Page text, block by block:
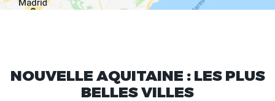
NOUVELLE AQUITAINE : LES PLUS
BELLES VILLES